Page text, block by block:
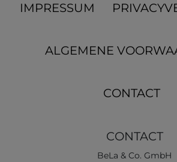
IMPRESSUM
ALGEMENE
CONTACT
CONTACT
BeLa & Co. GmbH